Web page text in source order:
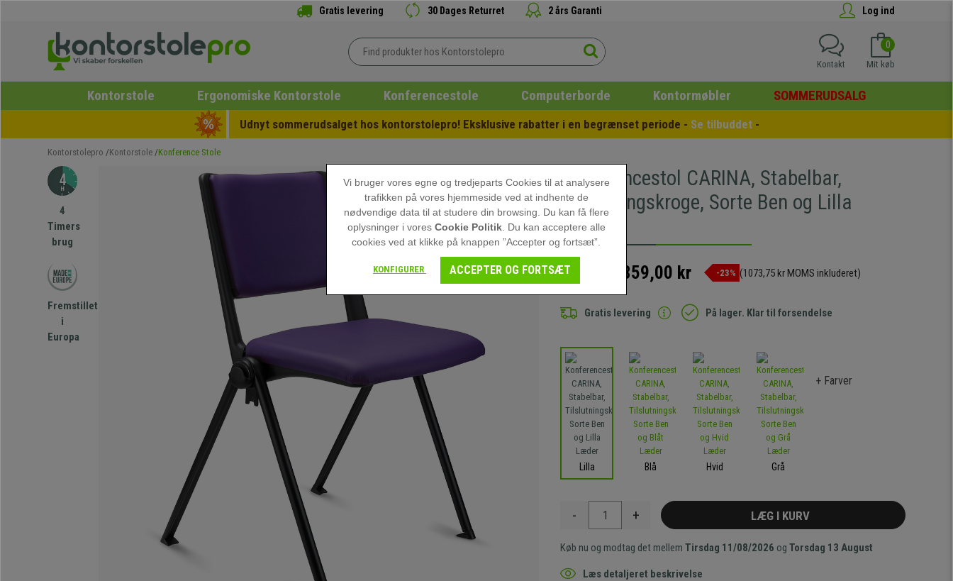
Gratis levering 30 Dages Returret 2 års Garanti Log ind
0
Mit køb
Kontakt
Kontorstole Ergonomiske Kontorstole Konferencestole Computerborde Kontormøbler SOMMERUDSALG
Udnyt sommerudsalget hos kontorstolepro! Eksklusive rabatter i en begrænset periode - Se tilbuddet -
Kontorstolepro Kontorstole Konference Stole
4
Timers
brug
Fremstillet
i
Europa
Konferencestol CARINA, Stabelbar,
Tilslutningskroge, Sorte Ben og Lilla
Læder
1.119,00 kr 859,00 kr -23% (1073,75 kr MOMS inkluderet)
Gratis levering På lager. Klar til forsendelse
Lilla Blå Hvid Grå
+ Farver
- + LÆG I KURV
Køb nu og modtag det mellemTirsdag 11/08/2026 ogTorsdag 13 August
Læs detaljeret beskrivelse
Vi bruger vores egne og tredjeparts Cookies til at analysere
trafikken på vores hjemmeside ved at indhente de
nødvendige data til at studere din browsing. Du kan få flere
oplysninger i vores Cookie Politik. Du kan acceptere alle
cookies ved at klikke på knappen ”Accepter og fortsæt”.
KONFIGURER ACCEPTER OG FORTSÆT